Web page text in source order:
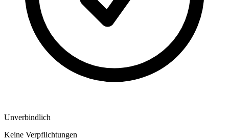
Unverbindlich
Keine Verpflichtungen